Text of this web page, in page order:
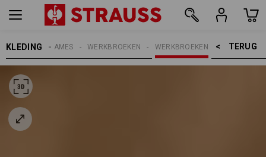
KLEDING TERUG    >
WERKBROEKEN
WERKBROEKEN
DAMES